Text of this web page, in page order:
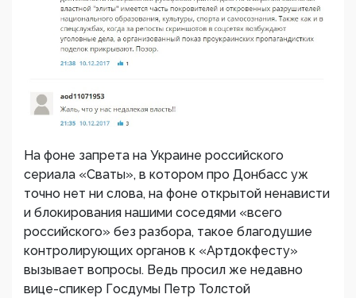
На фоне запрета на Украине российского
сериала «Сваты», в котором про Донбасс уж
точно нет ни слова, на фоне открытой ненависти
и блокирования нашими соседями «всего
российского» без разбора, такое благодушие
контролирующих органов к «Артдокфесту»
вызывает вопросы. Ведь просил же недавно
вице-спикер Госдумы Петр Толстой